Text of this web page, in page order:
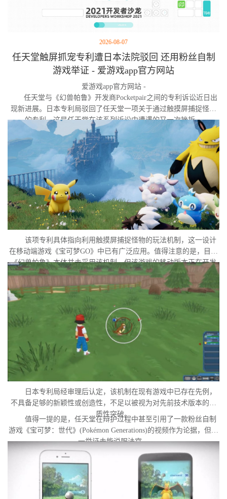
2026-08-07
任天堂触屏抓宠专利遭日本法院驳回 还用粉丝自制
游戏举证 - 爱游戏app官方网站
爱游戏app官方网站 -
任天堂与《幻兽帕鲁》开发商Pocketpair之间的专利诉讼近日出
现新进展。日本专利局驳回了任天堂一项关于通过触摸屏捕捉怪物
的专利，这是任天堂在该系列诉讼中遭遇的又一次挫折。
该项专利具体指向利用触摸屏捕捉怪物的玩法机制，这一设计
在移动端游戏《宝可梦GO》中已有广泛应用。值得注意的是，目前
《幻兽帕鲁》本体并未采用该机制，但该游戏的移动版本正在开发
中。外界普遍认为，这很可能是任天堂在当前时间点针对此项专利
发起诉讼的直接原因。
日本专利局经审理后认定，该机制在现有游戏中已存在先例，
不具备足够的新颖性或创造性，不足以被视为对先前技术版本的实
质性突破。
值得一提的是，任天堂在辩护过程中甚至引用了一款粉丝自制
游戏《宝可梦：世代》(Pokémon Generations)的视频作为论据，但这
一举证未能说服法官。